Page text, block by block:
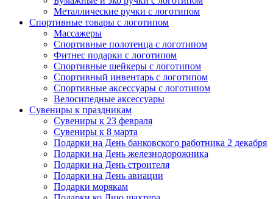
Металлические ручки с логотипом
Спортивные товары с логотипом
Массажеры
Спортивные полотенца с логотипом
Фитнес подарки с логотипом
Спортивные шейкеры с логотипом
Спортивный инвентарь с логотипом
Спортивные аксессуары с логотипом
Велосипедные аксессуары
Сувениры к праздникам
Сувениры к 23 февраля
Сувениры к 8 марта
Подарки на День банковского работника 2 декабря
Подарки на День железнодорожника
Подарки на День строителя
Подарки на День авиации
Подарки морякам